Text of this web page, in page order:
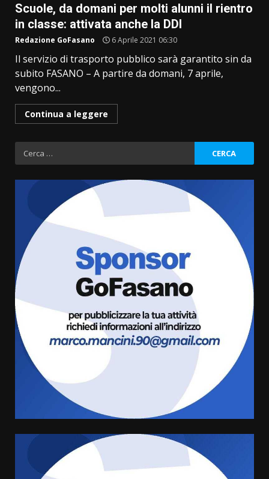
Scuole, da domani per molti alunni il rientro
in classe: attivata anche la DDI
Redazione GoFasano 6 Aprile 2021 06:30
Il servizio di trasporto pubblico sarà garantito sin da
subito FASANO – A partire da domani, 7 aprile,
vengono...
Continua a leggere
Ricerca
per:
Serie D, l’Us Fasano non molla e
conferma di voler ricorrere per
8 Agosto 2026 19:55
La Banda Città di Fasano apre
ufficialmente la Festa di
Savelletri
grande spettacolo con Uccio De
Santis
8 Agosto 2026 07:30